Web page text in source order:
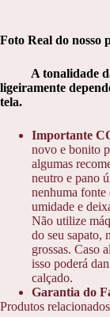
Foto Real do nosso
A tonalidade das
ligeiramente
tela.
Importante
novo e bonito
algumas
neutro e pano
nenhuma fonte
umidade e
Não utilize
do seu sapato,
grossas. Caso
isso poderá
calçado.
Garantia do
Produtos relacionados